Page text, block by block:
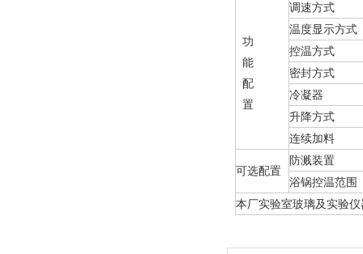
功
能
配
置
调速方式
温度显示方式
控温方式
密封方式
冷凝器
升降方式
连续加料
可选配置
防溅装置
浴锅控温范围
本厂实验室玻璃及实验